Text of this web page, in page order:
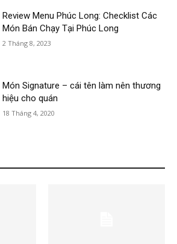
Review Menu Phúc Long: Checklist Các
Món Bán Chạy Tại Phúc Long
2 Tháng 8, 2023
Món Signature – cái tên làm nên thương
hiệu cho quán
18 Tháng 4, 2020